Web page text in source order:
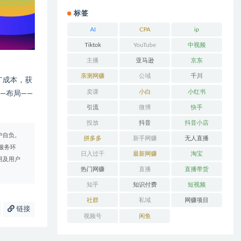
成本，获
布局——
负。
务环
及用户
链接
标签
AI CPA ip
Tiktok YouTube 中视频
主播 亚马逊 京东
亲测网赚 公域 千川
卖课 小白 小红书
引流 微博 快手
投放 抖音 抖音小店
拼多多 新手网赚 无人直播
日入过千 最新网赚 淘宝
热门网赚 直播 直播带货
知乎 知识付费 短视频
社群 私域 网赚项目
视频号 闲鱼